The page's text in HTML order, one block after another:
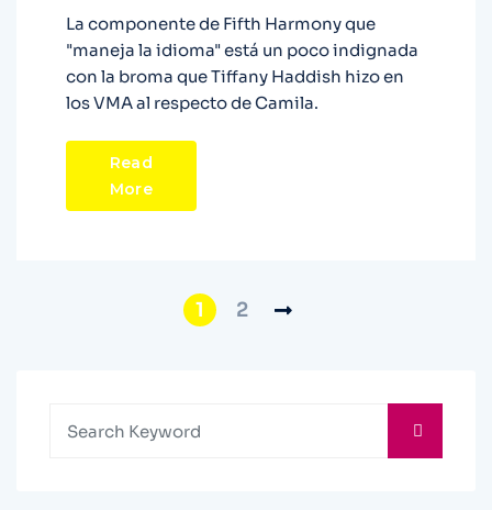
La componente de Fifth Harmony que
"maneja la idioma" está un poco indignada
con la broma que Tiffany Haddish hizo en
los VMA al respecto de Camila.
Read
More
1 2